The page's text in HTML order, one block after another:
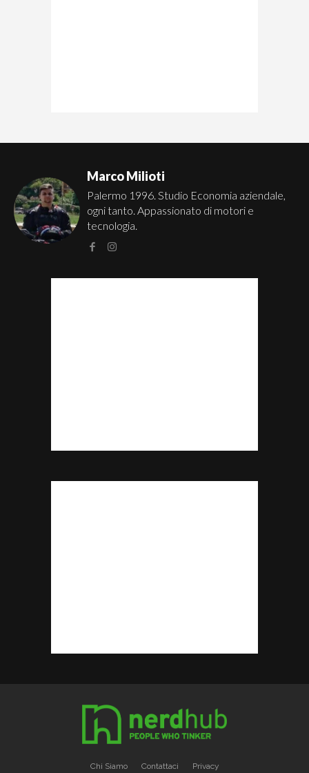
Marco Milioti
Palermo 1996. Studio Economia aziendale,
ogni tanto. Appassionato di motori e
tecnologia.
Chi Siamo Contattaci Privacy